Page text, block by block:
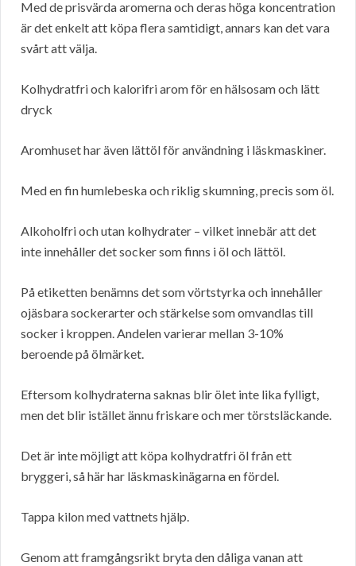
Med de prisvärda aromerna och deras höga koncentration
är det enkelt att köpa flera samtidigt, annars kan det vara
svårt att välja.
Kolhydratfri och kalorifri arom för en hälsosam och lätt
dryck
Aromhuset har även lättöl för användning i läskmaskiner.
Med en fin humlebeska och riklig skumning, precis som öl.
Alkoholfri och utan kolhydrater – vilket innebär att det
inte innehåller det socker som finns i öl och lättöl.
På etiketten benämns det som vörtstyrka och innehåller
ojäsbara sockerarter och stärkelse som omvandlas till
socker i kroppen. Andelen varierar mellan 3-10%
beroende på ölmärket.
Eftersom kolhydraterna saknas blir ölet inte lika fylligt,
men det blir istället ännu friskare och mer törstsläckande.
Det är inte möjligt att köpa kolhydratfri öl från ett
bryggeri, så här har läskmaskinägarna en fördel.
Tappa kilon med vattnets hjälp.
Genom att framgångsrikt bryta den dåliga vanan att